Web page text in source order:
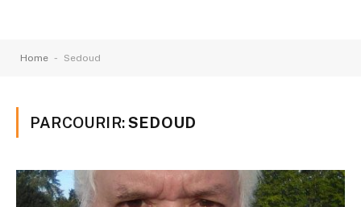
Home - Sedoud
PARCOURIR:SEDOUD